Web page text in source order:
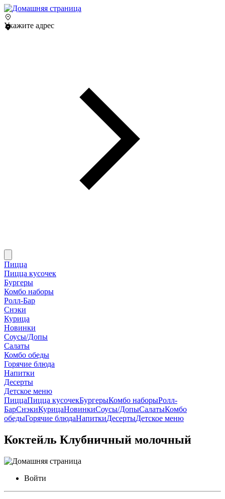
Укажите адрес
Пицца
Пицца кусочек
Бургеры
Комбо наборы
Ролл-Бар
Снэки
Курица
Новинки
Соусы/Допы
Салаты
Комбо обеды
Горячие блюда
Напитки
Десерты
Детское меню
ПиццаПицца кусочекБургерыКомбо наборыРолл-
БарСнэкиКурицаНовинкиСоусы/ДопыСалатыКомбо
обедыГорячие блюдаНапиткиДесертыДетское меню
Коктейль Клубничный молочный
Войти